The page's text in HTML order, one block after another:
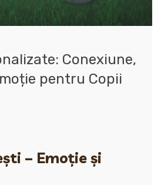
Conexiune,
pentru Copii
– Emoție și